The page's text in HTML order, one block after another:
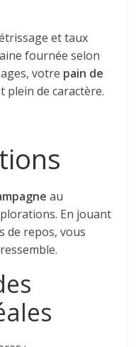
et taux
fournée selon
votre pain de
plein de caractère.
au
En jouant
de repos, vous